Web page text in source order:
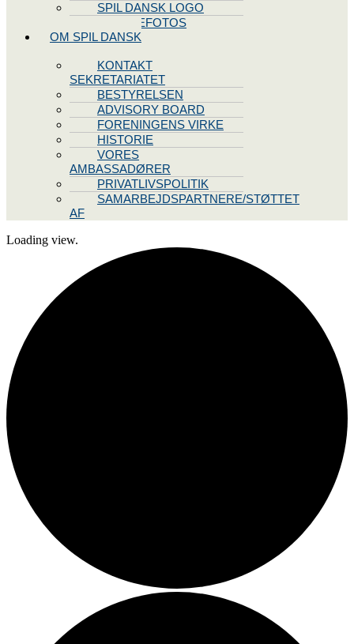
SPIL DANSK LOGO
PRESSEFOTOS
OM SPIL DANSK
KONTAKT
SEKRETARIATET
BESTYRELSEN
ADVISORY BOARD
FORENINGENS VIRKE
HISTORIE
VORES
AMBASSADØRER
PRIVATLIVSPOLITIK
SAMARBEJDSPARTNERE/STØTTET
AF
Loading view.